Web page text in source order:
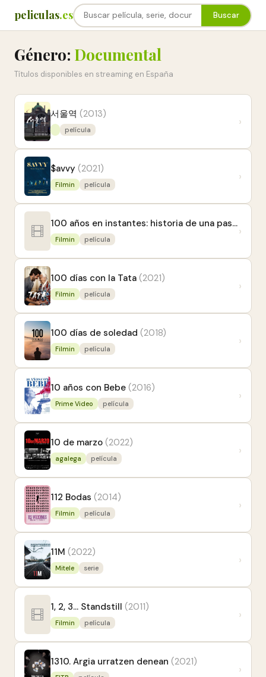
peliculas.es Buscar
Género: Documental
Títulos disponibles en streaming en España
서울역 (2013)
película
›
$avvy (2021)
Filmin película
›
100 años en instantes: historia de una pasión
Filmin película
›
100 días con la Tata (2021)
Filmin película
›
100 días de soledad (2018)
Filmin película
›
10 años con Bebe (2016)
Prime Video película
›
10 de marzo (2022)
agalega película
›
112 Bodas (2014)
Filmin película
›
11M (2022)
Mitele serie
›
1, 2, 3... Standstill (2011)
Filmin película
›
1310. Argia urratzen denean (2021)
›